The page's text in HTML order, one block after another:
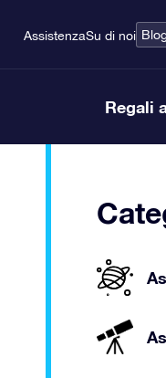
AssistenzaSu di noi
Regali